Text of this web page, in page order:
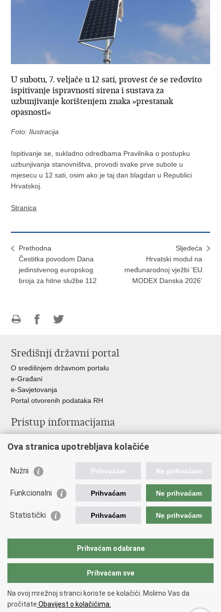
U subotu, 7. veljače u 12 sati, provest će se redovito
ispitivanje ispravnosti sirena i sustava za
uzbunjivanje korištenjem znaka »prestanak
opasnosti«
Foto: Ilustracija
Ispitivanje se, sukladno odredbama Pravilnika o postupku
uzbunjivanja stanovništva, provodi svake prve subote u
mjesecu u 12 sati, osim ako je taj dan blagdan u Republici
Hrvatskoj.
Stranica
Prethodna
Čestitka povodom Dana
jedinstvenog europskog
broja za hitne službe 112
Sljedeća
Hrvatski modul na
međunarodnoj vježbi 'EU
MODEX Danska 2026'
FacebookuTwitteru
Središnji državni portal
O središnjem državnom portalu
e-Građani
e-Savjetovanja
Portal otvorenih podataka RH
Pristup informacijama
Savjetovanje
Zapošljavanje
Odnosi s javnošću
Važne poveznice
Ministarstvo unutarnjih poslova
Copyright © 2026 Ravnateljstvo civilne zaštite.
pristupačnosti.
Ova stranica upotrebljava kolačiće
Nužni Prihvaćam Ne prihvaćam
Funkcionalni Prihvaćam Ne prihvaćam
Statistički Prihvaćam Ne prihvaćam
Prihvaćam odabrane
Prihvaćam sve
Na ovoj mrežnoj stranci koriste se kolačići. Molimo Vas da
pročitate Obavijest o kolačićima.